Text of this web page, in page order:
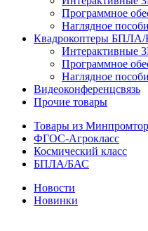
Программное
Наглядное
Квадрокоптеры
Интерактивные
Программное
Наглядное
Видеоконференцсвязь
Прочие товары
Товары из
ФГОС-Агрокласс
Космический класс
БПЛА/БАС
Новости
Новинки